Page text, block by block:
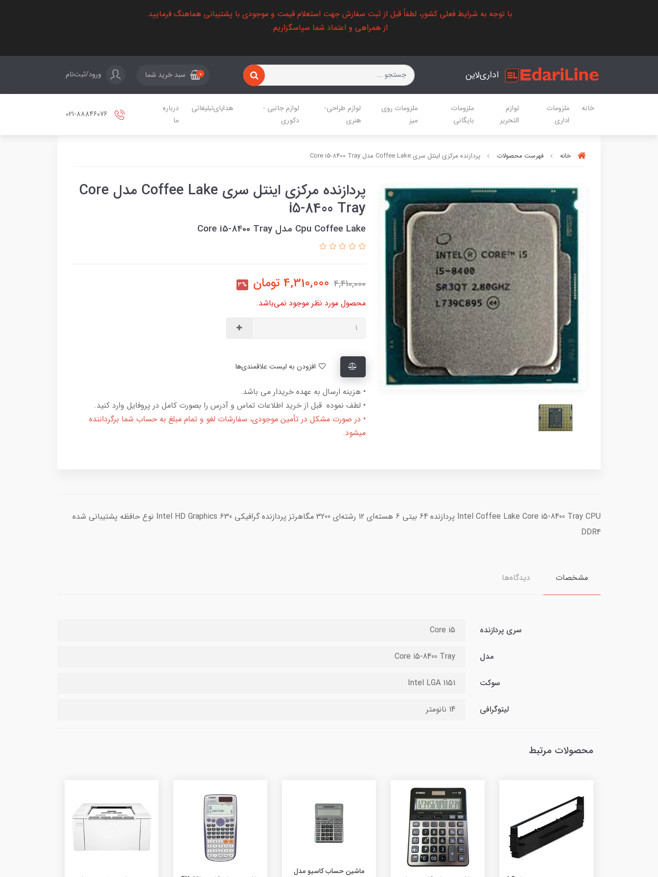
با توجه به شرایط فعلی کشور، لطفاً قبل از ثبت سفارش جهت استعلام قیمت و موجودی با پشتیبانی هماهنگ فرمایید.
از همراهی و اعتماد شما سپاسگزاریم.
اداری‌لاین 0 سبد خرید شما ورود/ثبت‌نام
خانه
ملزومات
اداری
لوازم
التحریر
ملزومات
بایگانی
ملزومات روی
میز
لوازم طراحی-
هنری
لوازم جانبی -
دکوری
هدایای‌تبلیغاتی
درباره
ما
خانه فهرست محصولات پردازنده مرکزی اینتل سری Coffee Lake مدل Core i5-8400 Tray
پردازنده مرکزی اینتل سری Coffee Lake مدل Core
i5-8400 Tray
Cpu Coffee Lake مدل Core i5-8400 Tray
4,410,000
4,310,000 تومان 3%
محصول مورد نظر موجود نمی‌باشد.
• هزینه ارسال به عهده خریدار می باشد.
• لطف نموده قبل از خرید اطلاعات تماس و آدرس را بصورت کامل در پروفایل وارد کنید.
• در صورت مشکل در تأمین موجودی، سفارشات لغو و تمام مبلغ به حساب شما برگرداننده
میشود.
Intel Coffee Lake Core i5-8400 Tray CPU پردازنده 64 بیتی 6 هسته‌ای 12 رشته‌ای 3200 مگاهرتز پردازنده گرافیکی Intel HD Graphics 630 نوع حافظه پشتیبانی شده
DDR4
مشخصات دیدگاه‌ها
سری پردازنده Core i5
مدل Core i5-8400 Tray
سوکت Intel LGA 1151
لیتوگرافی 14 نانومتر
محصولات مرتبط